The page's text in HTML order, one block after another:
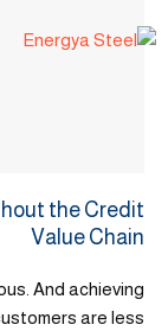
the Credit
Value Chain
And achieving
are less